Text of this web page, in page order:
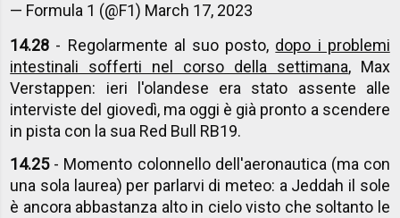
— Formula 1 (@F1) March 17, 2023
14.28 - Regolarmente al suo posto, dopo i problemi
intestinali sofferti nel corso della settimana, Max
Verstappen: ieri l'olandese era stato assente alle
interviste del giovedì, ma oggi è già pronto a scendere
in pista con la sua Red Bull RB19.
14.25- Momento colonnello dell'aeronautica (ma con
una sola laurea) per parlarvi di meteo: a Jeddah il sole
è ancora abbastanza alto in cielo visto che soltanto le